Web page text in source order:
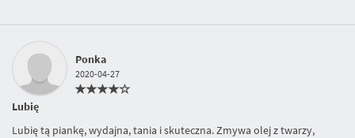
Ponka
2020-04-27
Lubię
Lubię tą piankę, wydajna, tania i skuteczna. Zmywa olej z twarzy,